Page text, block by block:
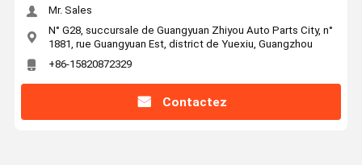
Mr. Sales
N° G28, succursale de Guangyuan Zhiyou Auto Parts City, n°
1881, rue Guangyuan Est, district de Yuexiu, Guangzhou
+86-15820872329
Contactez